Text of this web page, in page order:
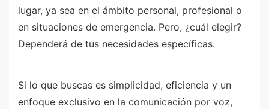
lugar, ya sea en el ámbito personal, profesional o
en situaciones de emergencia. Pero, ¿cuál elegir?
Dependerá de tus necesidades específicas.
Si lo que buscas es simplicidad, eficiencia y un
enfoque exclusivo en la comunicación por voz,